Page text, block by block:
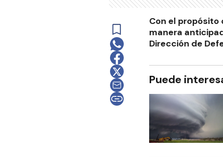
Con el
manera
Dirección de
Puede